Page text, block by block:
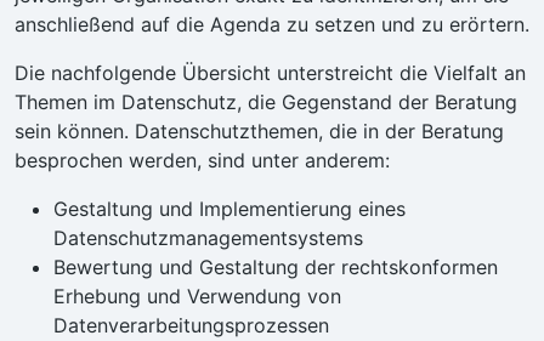
anschließend auf die Agenda zu setzen und zu erörtern.
Die nachfolgende Übersicht unterstreicht die Vielfalt an
Themen im Datenschutz, die Gegenstand der Beratung
sein können. Datenschutzthemen, die in der Beratung
besprochen werden, sind unter anderem:
Gestaltung und Implementierung eines
Datenschutzmanagementsystems
Bewertung und Gestaltung der rechtskonformen
Erhebung und Verwendung von
Datenverarbeitungsprozessen